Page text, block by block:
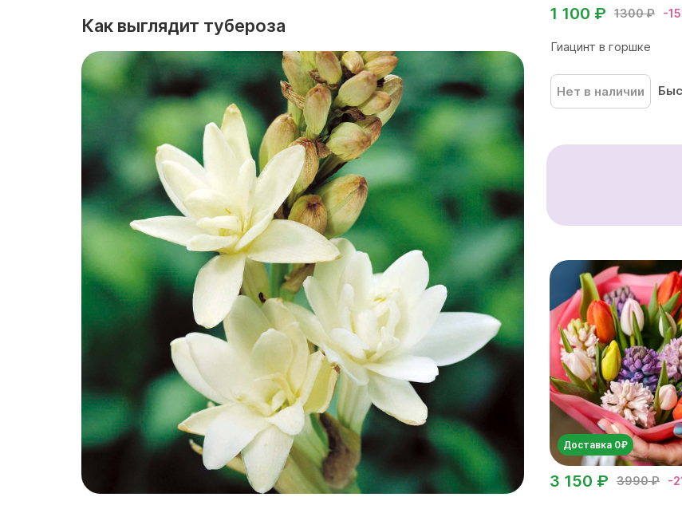
Как выглядит тубероза
1300 ₽ -
1 100 ₽
Гиацинт в горшке
Нет в наличии
Доставка 0₽
3990 ₽ -
3 150 ₽